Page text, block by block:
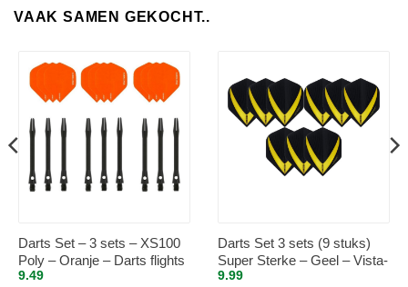
VAAK SAMEN GEKOCHT..
Darts Set – 3 sets – XS100
Poly – Oranje – Darts flights
– plus 3 sets – aluminium –
9.49
Darts Set 3 sets (9 stuks)
Super Sterke – Geel – Vista-
X – flights – darts flights
9.99